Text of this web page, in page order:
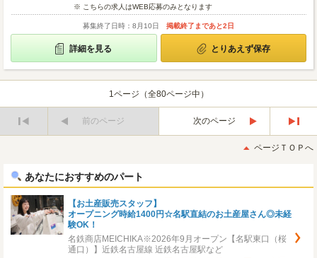
※ こちらの求人はWEB応募のみとなります
募集終了日時：8月10日 掲載終了まであと2日
詳細を見る とりあえず保存
1ページ（全80ページ中）
前のページ
次のページ
後
ページＴＯＰへ
あなたにおすすめのパート
【お土産販売スタッフ】
オープニング時給1400円☆名駅直結のお土産屋さん◎未経
験OK！
名鉄商店MEICHIKA※2026年9月オープン【名駅東口（桜
通口）】近鉄名古屋線 近鉄名古屋駅など